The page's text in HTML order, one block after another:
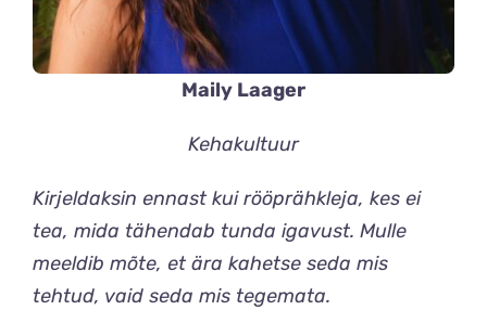
Maily Laager
Kehakultuur
Kirjeldaksin ennast kui rööprähkleja, kes ei
tea, mida tähendab tunda igavust. Mulle
meeldib mõte, et ära kahetse seda mis
tehtud, vaid seda mis tegemata.